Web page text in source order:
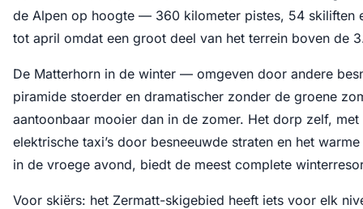
de Alpen op hoogte — 360 kilometer pistes, 54 skiliften
tot april omdat een groot deel van het terrein boven de
De Matterhorn in de winter — omgeven door andere
piramide stoerder en dramatischer zonder de groene
aantoonbaar mooier dan in de zomer. Het dorp zelf,
elektrische taxi’s door besneeuwde straten en het
in de vroege avond, biedt de meest complete
Voor skiërs: het Zermatt-skigebied heeft iets voor elk